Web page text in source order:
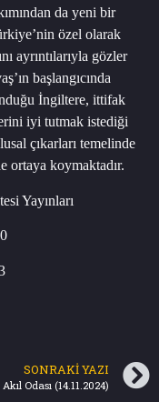
da yeni bir
özel olarak
ayrıntılarıyla gözler
başlangıcında
İngiltere, ittifak
iyi tutmak istediği
çıkarları temelinde
ortaya koymaktadır.
Yayınları
SONRAKI YAZI
Odası (14.11.2024)